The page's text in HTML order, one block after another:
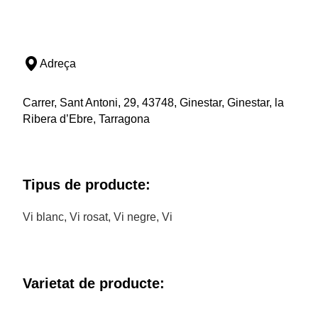
Adreça
Carrer, Sant Antoni, 29, 43748, Ginestar, Ginestar, la
Ribera d’Ebre, Tarragona
Tipus de producte:
Vi blanc, Vi rosat, Vi negre, Vi
Varietat de producte: